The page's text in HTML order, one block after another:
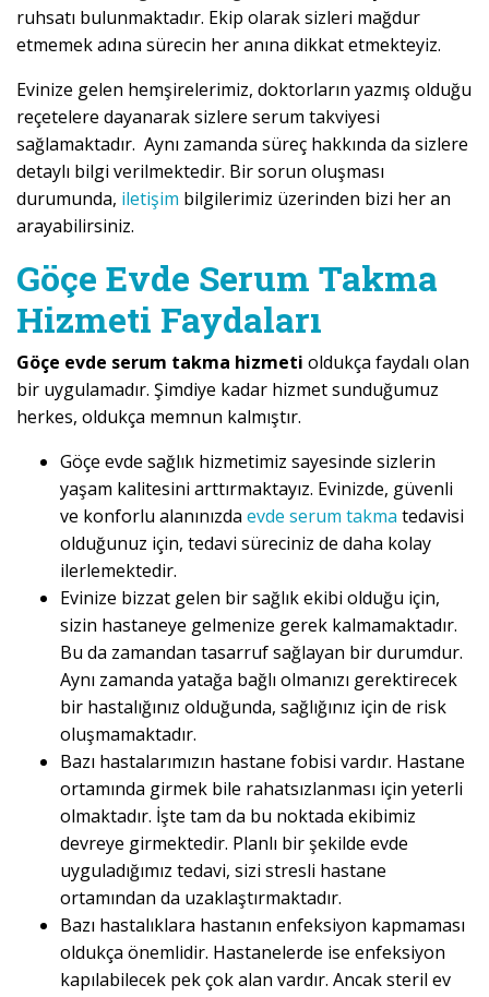
ruhsatı bulunmaktadır. Ekip olarak sizleri mağdur
etmemek adına sürecin her anına dikkat etmekteyiz.
Evinize gelen hemşirelerimiz, doktorların yazmış olduğu
reçetelere dayanarak sizlere serum takviyesi
sağlamaktadır. Aynı zamanda süreç hakkında da sizlere
detaylı bilgi verilmektedir. Bir sorun oluşması
durumunda, iletişim bilgilerimiz üzerinden bizi her an
arayabilirsiniz.
Göçe Evde Serum Takma
Hizmeti Faydaları
Göçe evde serum takma hizmeti oldukça faydalı olan
bir uygulamadır. Şimdiye kadar hizmet sunduğumuz
herkes, oldukça memnun kalmıştır.
Göçe evde sağlık hizmetimiz sayesinde sizlerin
yaşam kalitesini arttırmaktayız. Evinizde, güvenli
ve konforlu alanınızda evde serum takma tedavisi
olduğunuz için, tedavi süreciniz de daha kolay
ilerlemektedir.
Evinize bizzat gelen bir sağlık ekibi olduğu için,
sizin hastaneye gelmenize gerek kalmamaktadır.
Bu da zamandan tasarruf sağlayan bir durumdur.
Aynı zamanda yatağa bağlı olmanızı gerektirecek
bir hastalığınız olduğunda, sağlığınız için de risk
oluşmamaktadır.
Bazı hastalarımızın hastane fobisi vardır. Hastane
ortamında girmek bile rahatsızlanması için yeterli
olmaktadır. İşte tam da bu noktada ekibimiz
devreye girmektedir. Planlı bir şekilde evde
uyguladığımız tedavi, sizi stresli hastane
ortamından da uzaklaştırmaktadır.
Bazı hastalıklara hastanın enfeksiyon kapmaması
oldukça önemlidir. Hastanelerde ise enfeksiyon
kapılabilecek pek çok alan vardır. Ancak steril ev